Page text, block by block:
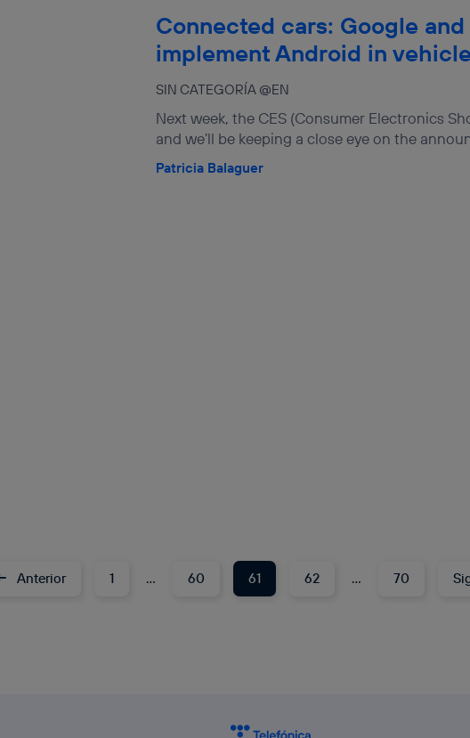
SIN CATEGORÍA @EN
Connected cars: Google
implement Android in
Next week, the CES (Consumer Electronics
and we’ll be keeping a close eye on the
Patricia Balaguer
Anterior 1 … 60 61 62 … 70